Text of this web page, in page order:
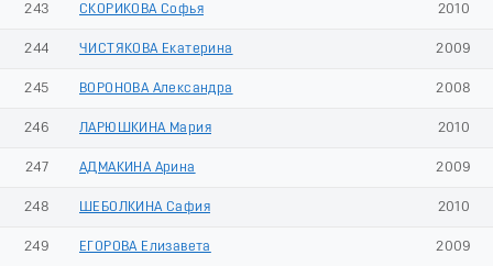
243 СКОРИКОВА Софья 2010
244 ЧИСТЯКОВА Екатерина 2009
245 ВОРОНОВА Александра 2008
246 ЛАРЮШКИНА Мария 2010
247 AДМAКИНA Арина 2009
248 ШЕБОЛКИНА Сафия 2010
249 ЕГОРОВА Елизавета 2009